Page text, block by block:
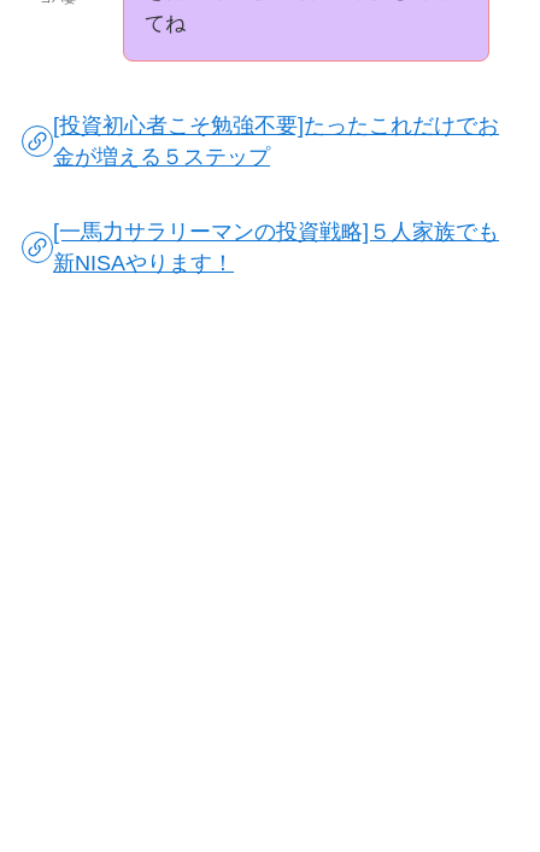
てね
[投資初心者こそ勉強不要]たったこれだけでお
金が増える５ステップ
[一馬力サラリーマンの投資戦略]５人家族でも
新NISAやります！